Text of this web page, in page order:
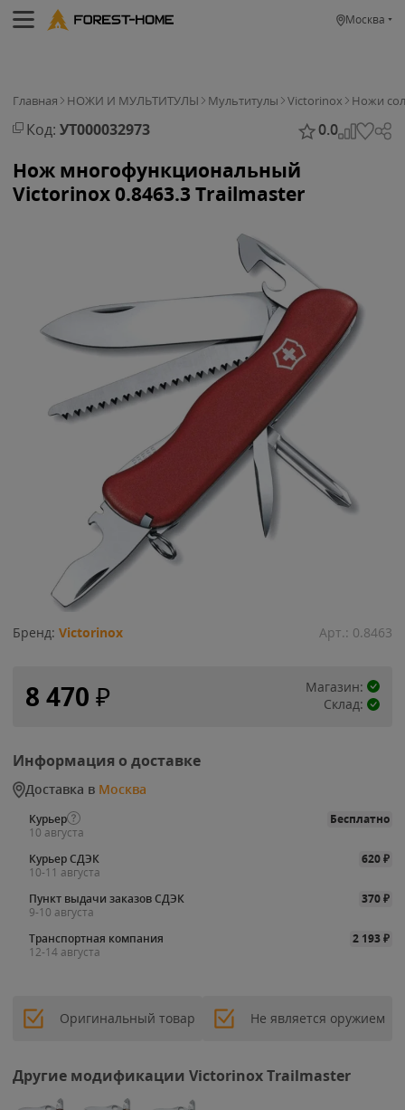
Москва
Главная НОЖИ И МУЛЬТИТУЛЫ Мультитулы Victorinox Ножи
Код: УТ000032973 0.0
Нож многофункциональный
Victorinox 0.8463.3 Trailmaster
Бренд: Victorinox Арт.: 0.8463
8 470 ₽
Магазин:
Склад:
Информация о доставке
Доставка в Москва
Курьер
Бесплатно
10 августа
Курьер СДЭК
620₽
10-11 августа
Пункт выдачи заказов СДЭК
370₽
9-10 августа
Транспортная компания
2 193₽
12-14 августа
Оригинальный товар Не является оружием
Другие модификации Victorinox Trailmaster